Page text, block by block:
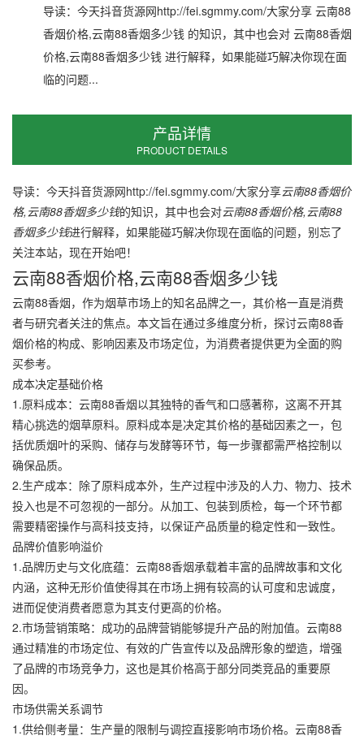
导读：今天抖音货源网http://fei.sgmmy.com/大家分享 云南88
香烟价格,云南88香烟多少钱 的知识，其中也会对 云南88香烟
价格,云南88香烟多少钱 进行解释，如果能碰巧解决你现在面
临的问题...
产品详情
PRODUCT DETAILS
导读：今天抖音货源网http://fei.sgmmy.com/大家分享云南88香烟价
格,云南88香烟多少钱的知识，其中也会对云南88香烟价格,云南88
香烟多少钱进行解释，如果能碰巧解决你现在面临的问题，别忘了
关注本站，现在开始吧！
云南88香烟价格,云南88香烟多少钱
云南88香烟，作为烟草市场上的知名品牌之一，其价格一直是消费
者与研究者关注的焦点。本文旨在通过多维度分析，探讨云南88香
烟价格的构成、影响因素及市场定位，为消费者提供更为全面的购
买参考。
成本决定基础价格
1.原料成本：云南88香烟以其独特的香气和口感著称，这离不开其
精心挑选的烟草原料。原料成本是决定其价格的基础因素之一，包
括优质烟叶的采购、储存与发酵等环节，每一步骤都需严格控制以
确保品质。
2.生产成本：除了原料成本外，生产过程中涉及的人力、物力、技术
投入也是不可忽视的一部分。从加工、包装到质检，每一个环节都
需要精密操作与高科技支持，以保证产品质量的稳定性和一致性。
品牌价值影响溢价
1.品牌历史与文化底蕴：云南88香烟承载着丰富的品牌故事和文化
内涵，这种无形价值使得其在市场上拥有较高的认可度和忠诚度，
进而促使消费者愿意为其支付更高的价格。
2.市场营销策略：成功的品牌营销能够提升产品的附加值。云南88
通过精准的市场定位、有效的广告宣传以及品牌形象的塑造，增强
了品牌的市场竞争力，这也是其价格高于部分同类竞品的重要原
因。
市场供需关系调节
1.供给侧考量：生产量的限制与调控直接影响市场价格。云南88香